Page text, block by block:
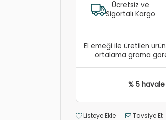
Ücretsiz ve
Sigortalı Kargo
El emeği ile üretilen
ortalama grama
% 5
Listeye Ekle Tavsiye Et